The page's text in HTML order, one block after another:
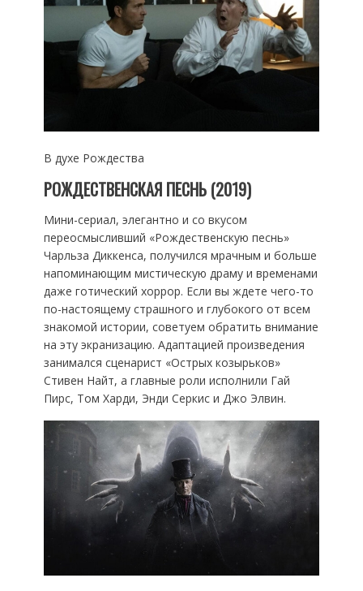
В духе Рождества
РОЖДЕСТВЕНСКАЯ ПЕСНЬ (2019)
Мини-сериал, элегантно и со вкусом
переосмысливший «Рождественскую песнь»
Чарльза Диккенса, получился мрачным и больше
напоминающим мистическую драму и временами
даже готический хоррор. Если вы ждете чего-то
по-настоящему страшного и глубокого от всем
знакомой истории, советуем обратить внимание
на эту экранизацию. Адаптацией произведения
занимался сценарист «Острых козырьков»
Стивен Найт, а главные роли исполнили Гай
Пирс, Том Харди, Энди Серкис и Джо Элвин.